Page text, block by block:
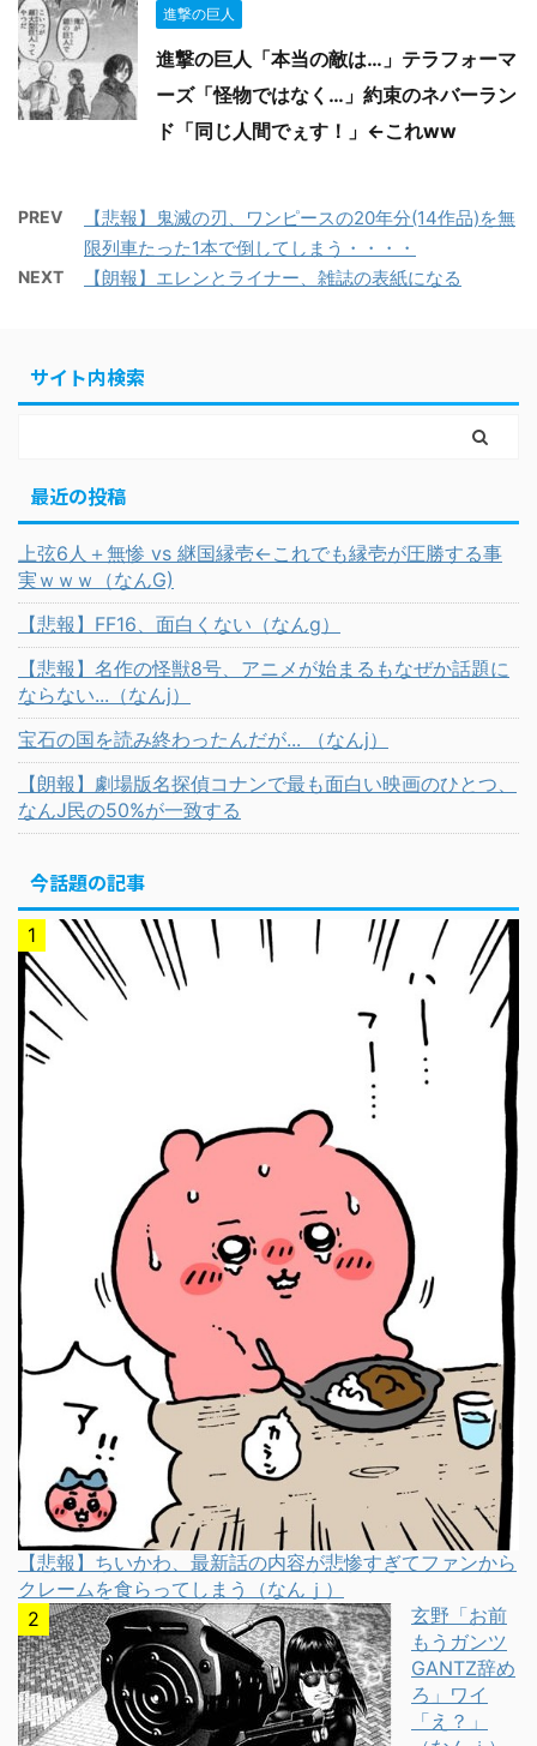
進撃の巨人
進撃の巨人「本当の敵は…」テラフォーマ
ーズ「怪物ではなく…」約束のネバーラン
ド「同じ人間でぇす！」←これww
PREV
【悲報】鬼滅の刃、ワンピースの20年分(14作品)を無
限列車たった1本で倒してしまう・・・・
NEXT 【朗報】エレンとライナー、雑誌の表紙になる
サイト内検索
最近の投稿
上弦6人＋無惨 vs 継国縁壱←これでも縁壱が圧勝する事
実ｗｗｗ（なんG)
【悲報】FF16、面白くない（なんg）
【悲報】名作の怪獣8号、アニメが始まるもなぜか話題に
ならない...（なんj）
宝石の国を読み終わったんだが... （なんj）
【朗報】劇場版名探偵コナンで最も面白い映画のひとつ、
なんJ民の50%が一致する
今話題の記事
【悲報】ちいかわ、最新話の内容が悲惨すぎてファンから
クレームを食らってしまう（なんｊ）
玄野「お前
もうガンツ
GANTZ辞め
ろ」ワイ
「え？」